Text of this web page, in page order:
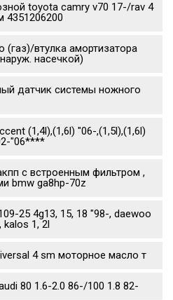
toyota camry v70 17-/rav 4
4351206200
втулка амортизатора
насечкой)
датчик системы ножного
(1,4l),(1,6l) "06-,(1,5l),(1,6l)
"06****
с встроенным фильтром ,
bmw ga8hp-70z
25 4g13, 15, 18 "98-, daewoo
1, 2l
4 sm моторное масло т
80 1.6-2.0 86-/100 1.8 82-